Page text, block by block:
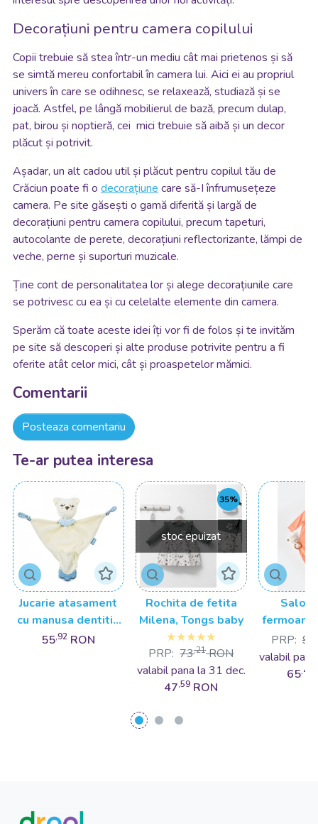
Decorațiuni pentru camera copilului
Copii trebuie să stea într-un mediu cât mai prietenos și să
se simtă mereu confortabil în camera lui. Aici ei au propriul
univers în care se odihnesc, se relaxează, studiază și se
joacă. Astfel, pe lângă mobilierul de bază, precum dulap,
pat, birou și noptieră, cei mici trebuie să aibă și un decor
plăcut și potrivit.
Așadar, un alt cadou util și plăcut pentru copilul tău de
Crăciun poate fi o decorațiune care să-I înfrumusețeze
camera. Pe site găsești o gamă diferită și largă de
decorațiuni pentru camera copilului, precum tapeturi,
autocolante de perete, decorațiuni reflectorizante, lămpi de
veche, perne și suporturi muzicale.
Ține cont de personalitatea lor și alege decorațiunile care
se potrivesc cu ea și cu celelalte elemente din camera.
Sperăm că toate aceste idei îți vor fi de folos și te invităm
pe site să descoperi și alte produse potrivite pentru a fi
oferite atât celor mici, cât și proaspetelor mămici.
Comentarii
Posteaza comentariu
Te-ar putea interesa
Jucarie atasament
cu manusa dentitie
BabyJem
55,92 RON
stoc epuizat
35%
Rochita de fetita
Milena, Tongs baby
PRP: 73,21 RON
valabil pana la 31 dec.
47,59 RON
fermoar
lunga si
PRP: 93
valabil
65,48